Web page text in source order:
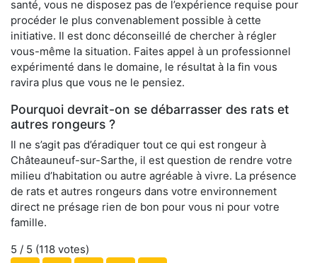
santé, vous ne disposez pas de l’expérience requise pour
procéder le plus convenablement possible à cette
initiative. Il est donc déconseillé de chercher à régler
vous-même la situation. Faites appel à un professionnel
expérimenté dans le domaine, le résultat à la fin vous
ravira plus que vous ne le pensiez.
Pourquoi devrait-on se débarrasser des rats et
autres rongeurs ?
Il ne s’agit pas d’éradiquer tout ce qui est rongeur à
Châteauneuf-sur-Sarthe, il est question de rendre votre
milieu d’habitation ou autre agréable à vivre. La présence
de rats et autres rongeurs dans votre environnement
direct ne présage rien de bon pour vous ni pour votre
famille.
5 / 5 (118 votes)